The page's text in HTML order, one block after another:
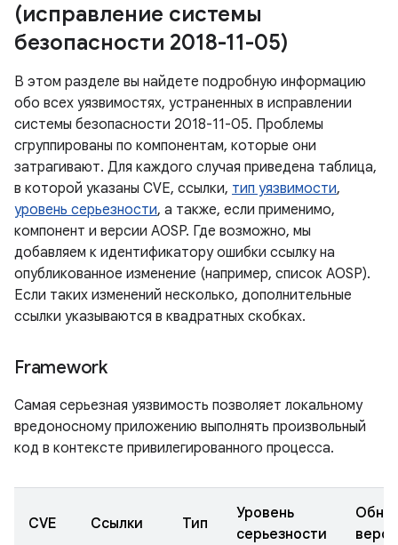
(исправление системы
безопасности 2018-11-05)
В этом разделе вы найдете подробную информацию
обо всех уязвимостях, устраненных в исправлении
системы безопасности 2018-11-05. Проблемы
сгруппированы по компонентам, которые они
затрагивают. Для каждого случая приведена таблица,
в которой указаны CVE, ссылки, тип уязвимости,
уровень серьезности, а также, если применимо,
компонент и версии AOSP. Где возможно, мы
добавляем к идентификатору ошибки ссылку на
опубликованное изменение (например, список AOSP).
Если таких изменений несколько, дополнительные
ссылки указываются в квадратных скобках.
Framework
Самая серьезная уязвимость позволяет локальному
вредоносному приложению выполнять произвольный
код в контексте привилегированного процесса.
CVE Ссылки Тип
Уровень
серьезности